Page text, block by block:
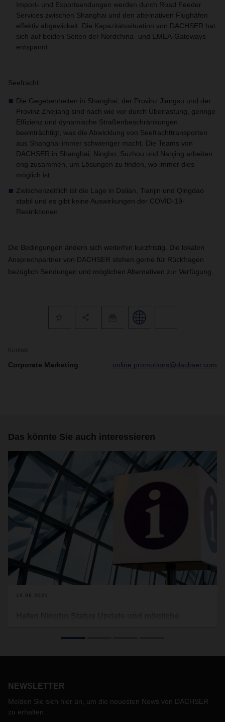
Import- und Exportsendungen werden durch Road Feeder
Services zwischen Shanghai und den alternativen Flughäfen
effektiv abgewickelt. Die Kapazitätssituation von DACHSER hat
sich auf beiden Seiten der Nordchina- und EMEA-Gateways
entspannt.
Seefracht:
Die Gegebenheiten in Shanghai, der Provinz Jiangsu und der
Provinz Zhejiang sind nach wie vor durch Überlastung, geringe
Effizienz und dynamische Straßenbeschränkungen
beeinträchtigt, was die Abwicklung von Seefrachttransporten
aus Shanghai immer schwieriger macht. Die Teams von
DACHSER in Shanghai, Ningbo, Suzhou und Nanjing arbeiten
eng zusammen, um Lösungen zu finden, wo immer dies
möglich ist.
Zwischenzeitlich ist die Lage in Dalian, Tianjin und Qingdao
stabil und es gibt keine Auswirkungen der COVID-19-
Restriktionen.
Die Bedingungen ändern sich weiterhin kurzfristig. Die lokalen
Ansprechpartner von DACHSER stehen gerne für Rückfragen
bezüglich Sendungen und möglichen Alternativen zur Verfügung.
Kontakt
Corporate Marketing online.promotions@dachser.com
Das könnte Sie auch interessieren
19.08.2021
möchten wir Ihnen nachfolgend einen Überblick über die
NEWSLETTER
Melden Sie sich hier an, um die neuesten News von DACHSER
zu erhalten.